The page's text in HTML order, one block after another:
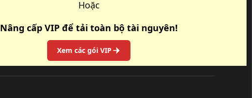
Hoặc
Nâng cấp VIP để tải toàn bộ tài nguyên!
Xem các gói VIP